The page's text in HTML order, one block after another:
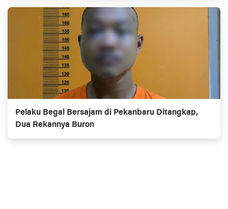
Pelaku Begal Bersajam di Pekanbaru Ditangkap,
Dua Rekannya Buron